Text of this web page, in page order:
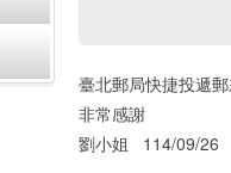
臺北郵局快捷投遞
非常感謝
劉小姐 114/09/26